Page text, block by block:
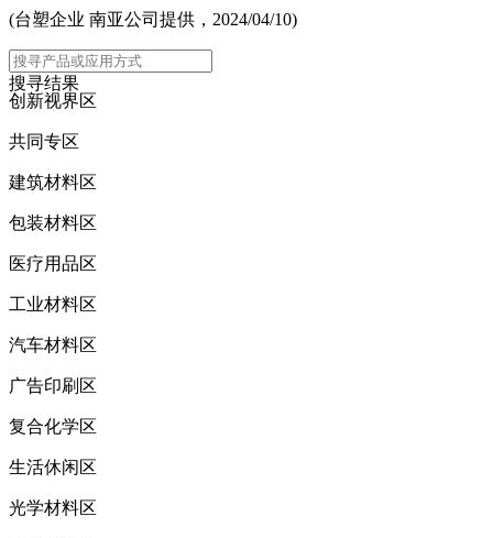
(台塑企业 南亚公司提供，2024/04/10)
搜寻结果
主选单
创新视界区
共同专区
建筑材料区
包装材料区
医疗用品区
工业材料区
汽车材料区
广告印刷区
复合化学区
生活休闲区
光学材料区